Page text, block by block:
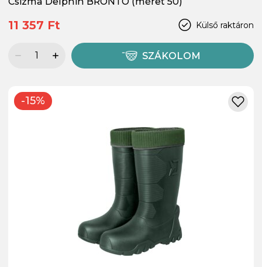
Külső raktáron
11 357 Ft
SZÁKOLOM
-15%